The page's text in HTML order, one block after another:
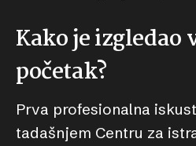
Kako je izgledao
početak?
Prva profesionalna
tadašnjem Centru za